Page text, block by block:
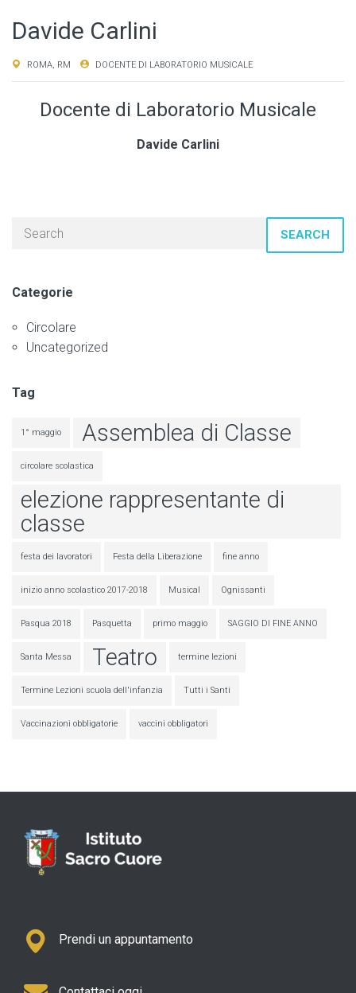
Davide Carlini
ROMA, RM DOCENTE DI LABORATORIO MUSICALE
Docente di Laboratorio Musicale
Davide Carlini
SEARCH
Categorie
Circolare
Uncategorized
Tag
1° maggio Assemblea di Classe
circolare scolastica
elezione rappresentante di
classe
festa dei lavoratori Festa della Liberazione fine anno
inizio anno scolastico 2017-2018 Musical Ognissanti
Pasqua 2018 Pasquetta primo maggio SAGGIO DI FINE ANNO
Santa Messa Teatro termine lezioni
Termine Lezioni scuola dell'infanzia Tutti i Santi
Vaccinazioni obbligatorie vaccini obbligatori
Prendi un appuntamento